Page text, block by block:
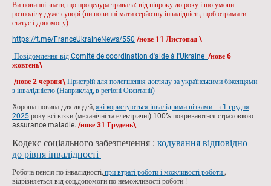
Ви повинні знати, що процедура тривала: від півроку до року і що умови
розподілу дуже суворі (ви повинні мати серйозну інвалідність, щоб отримати
статус і допомогу)
https://t.me/FranceUkraineNews/550 /нове 11 Листопад \
Повідомлення від Comité de coordination d'aide à l'Ukraine /нове 6
жовтень\
/нове 2 червня\ Пристрій для полегшення догляду за українськими біженцями
з інвалідністю (Наприклад, в регіоні Окситанії)
Хороша новина для людей, які користуються інвалідними візками - з 1 грудня
2025 року всі візки (механічні та електричні) 100% покриваються страховкою
assurance maladie. /нове 31 Грудень\
Кодекс соціального забезпечення : кодування відповідно
до рівня інвалідності
Робоча пенсія по інвалідності, при втраті роботи і можливості роботи ,
відрізняеться від соц.допомоги по неможливості роботи !